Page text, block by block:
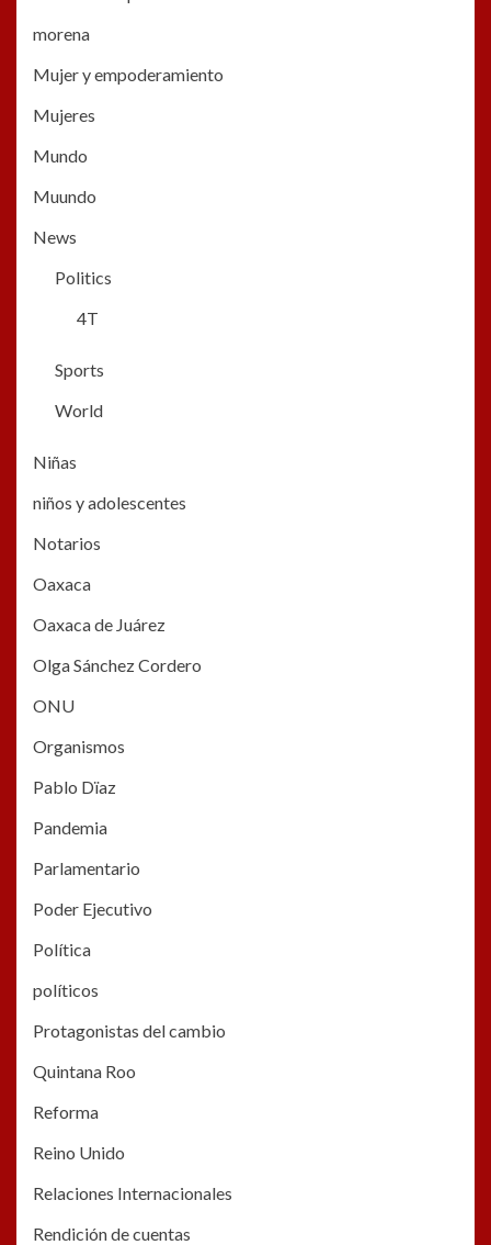
morena
Mujer y empoderamiento
Mujeres
Mundo
Muundo
News
Politics
4T
Sports
World
Niñas
niños y adolescentes
Notarios
Oaxaca
Oaxaca de Juárez
Olga Sánchez Cordero
ONU
Organismos
Pablo Dïaz
Pandemia
Parlamentario
Poder Ejecutivo
Política
políticos
Protagonistas del cambio
Quintana Roo
Reforma
Reino Unido
Relaciones Internacionales
Rendición de cuentas